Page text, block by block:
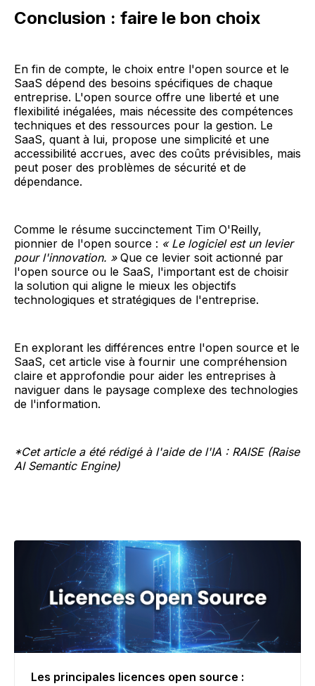
Conclusion : faire le bon choix
En fin de compte, le choix entre l'open source et le
SaaS dépend des besoins spécifiques de chaque
entreprise. L'open source offre une liberté et une
flexibilité inégalées, mais nécessite des compétences
techniques et des ressources pour la gestion. Le
SaaS, quant à lui, propose une simplicité et une
accessibilité accrues, avec des coûts prévisibles, mais
peut poser des problèmes de sécurité et de
dépendance.
Comme le résume succinctement Tim O'Reilly,
pionnier de l'open source : « Le logiciel est un levier
pour l'innovation. »Que ce levier soit actionné par
l'open source ou le SaaS, l'important est de choisir
la solution qui aligne le mieux les objectifs
technologiques et stratégiques de l'entreprise.
En explorant les différences entre l'open source et le
SaaS, cet article vise à fournir une compréhension
claire et approfondie pour aider les entreprises à
naviguer dans le paysage complexe des technologies
de l'information.
*Cet article a été rédigé à l'aide de l'IA : RAISE (Raise
AI Semantic Engine)
Les principales licences open source :